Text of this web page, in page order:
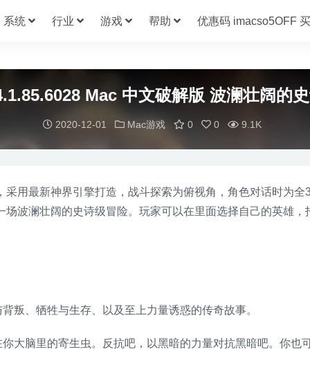
系统 行业 游戏 帮助 优惠码 imacso5OFF
Mac 中文破解版 波澜壮阔的
2020-12-01 Mac游戏 0 0 9.1K
用最新神界引擎打造，战斗探索为俯视角，角色对话时为全
波澜壮阔的史诗级冒险。玩家可以在里面选择自己的英雄，
叛、牺牲与生存、以及至上力量诱惑的传奇故事。
大脑里的寄生虫。反抗吧，以黑暗的力量对抗黑暗吧。你也